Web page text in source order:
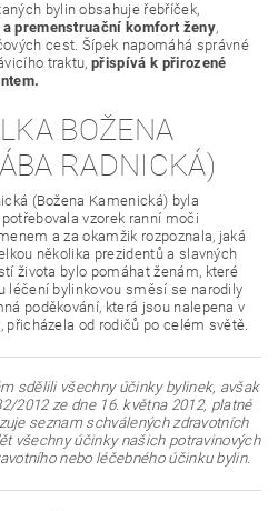
bylin obsahuje řebříček,
premenstruační komfort ženy,
cest. Šípek napomáhá správné
traktu,přispívá k přirozené
BOŽENA
RADNICKÁ)
(Božena Kamenická) byla
vzorek ranní moči
a za okamžik rozpoznala, jaká
několika prezidentů a slavných
života bylo pomáhat ženám, které
léčení bylinkovou směsí se narodily
poděkování, která jsou nalepena v
přicházela od rodičů po celém světě.
sdělili všechny účinky bylinek, avšak
2012 ze dne 16. května 2012, platné
seznam schválených zdravotních
všechny účinky našich potravinových
nebo léčebného účinku bylin.